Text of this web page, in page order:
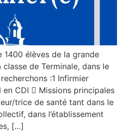
1400 élèves de la grande
de Terminale, dans le
:1 Infirmier
CDI  Missions principales
trice de santé tant dans le
dans l’établissement
[…]